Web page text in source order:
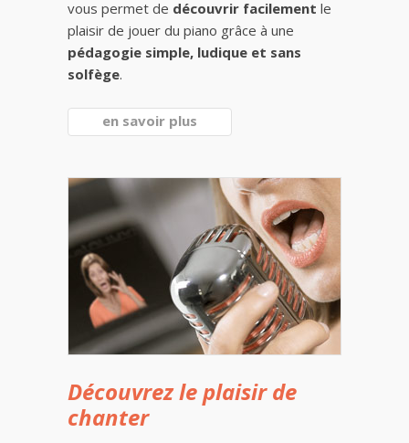
vous permet de découvrir facilement le
plaisir de jouer du piano grâce à une
pédagogie simple, ludique et sans
solfège.
en savoir plus
Découvrez le plaisir de
chanter